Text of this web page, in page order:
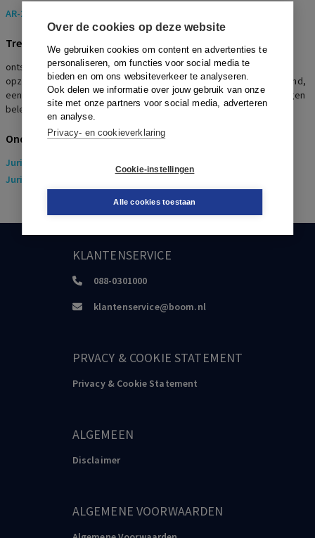
Over de cookies op deze website
We gebruiken cookies om content en advertenties te
personaliseren, om functies voor social media te
bieden en om ons websiteverkeer te analyseren.
Ook delen we informatie over jouw gebruik van onze
site met onze partners voor social media, adverteren
en analyse.
Privacy- en cookieverklaring
Cookie-instellingen
Alle cookies toestaan
AR-2024-0508
Trefwoorden
ontslag op staande voet, dringende reden, grovelijke belediging,
opzettelijk beschadigen, hardnekkig weigeren, grensoverschrijdend,
eenmalig incident, re-integratietraject, arbeidsongeschiktheid, eigen
beleid, wedertewerkstelling, loonvordering
Onderwerpen
Juridisch
Juridisch
KLANTENSERVICE
088-0301000
klantenservice@boom.nl
PRVACY & COOKIE STATEMENT
Privacy & Cookie Statement
ALGEMEEN
Disclaimer
ALGEMENE VOORWAARDEN